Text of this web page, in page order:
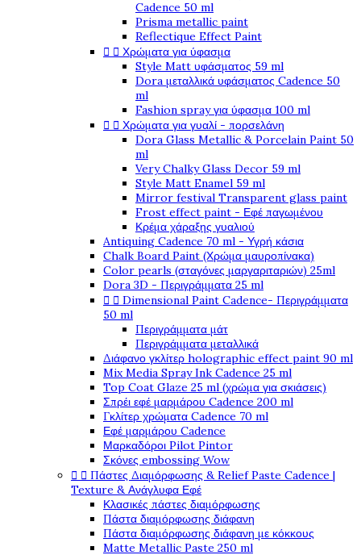
Cadence 50 ml
Prisma metallic paint
Reflectique Effect Paint
  Χρώματα για ύφασμα
Style Matt υφάσματος 59 ml
Dora μεταλλικά υφάσματος Cadence 50
ml
Fashion spray για ύφασμα 100 ml
  Χρώματα για γυαλί - πορσελάνη
Dora Glass Metallic & Porcelain Paint 50
ml
Very Chalky Glass Decor 59 ml
Style Matt Enamel 59 ml
Mirror festival Transparent glass paint
Frost effect paint - Εφέ παγωμένου
Κρέμα χάραξης γυαλιού
Antiquing Cadence 70 ml - Υγρή κάσια
Chalk Board Paint (Χρώμα μαυροπίνακα)
Color pearls (σταγόνες μαργαριταριών) 25ml
Dora 3D - Περιγράμματα 25 ml
  Dimensional Paint Cadence- Περιγράμματα
50 ml
Περιγράμματα μάτ
Περιγράμματα μεταλλικά
Διάφανο γκλίτερ holographic effect paint 90 ml
Mix Media Spray Ink Cadence 25 ml
Top Coat Glaze 25 ml (χρώμα για σκιάσεις)
Σπρέι εφέ μαρμάρου Cadence 200 ml
Γκλίτερ χρώματα Cadence 70 ml
Εφέ μαρμάρου Cadence
Μαρκαδόροι Pilot Pintor
Σκόνες embossing Wow
  Πάστες Διαμόρφωσης & Relief Paste Cadence |
Texture & Ανάγλυφα Εφέ
Κλασικές πάστες διαμόρφωσης
Πάστα διαμόρφωσης διάφανη
Πάστα διαμόρφωσης διάφανη με κόκκους
Matte Metallic Paste 250 ml